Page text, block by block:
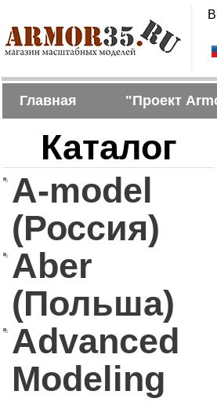
Главная "Проект
Каталог
A-model
(Россия)
Aber
(Польша)
Advanced
Modeling